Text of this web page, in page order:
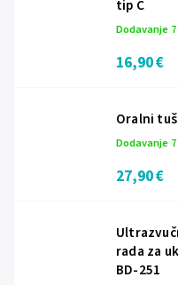
tip C
Dodavanje
16,90 €
Oralni
Dodavanje
27,90 €
rada za
BD-251